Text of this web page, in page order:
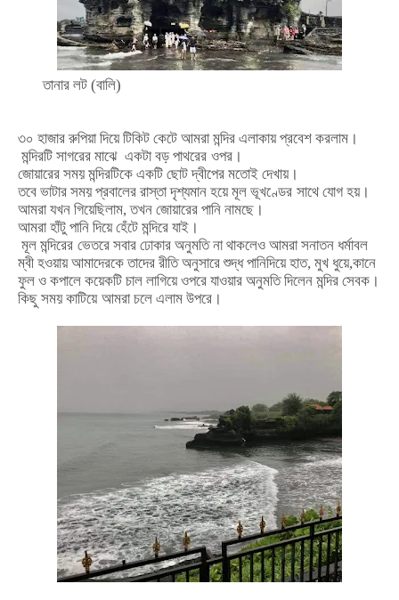
তানার লট (বালি)
৩০ হাজার রুপিয়া দিয়ে টিকিট কেটে আমরা মন্দির এলাকায় প্রবেশ করলাম।
মন্দিরটি সাগরের মাঝে একটা বড় পাথরের ওপর ।
জোয়ারের সময় মন্দিরটিকে একটি ছোট দ্বীপের মতোই দেখায়।
তবে ভাটার সময় প্রবালের রাস্তা দৃশ্যমান হয়ে মূল ভূখণ্ডের সাথে যোগ হয়।
আমরা যখন গিয়েছিলাম,তখন জোয়ারের পানি নামছে।
আমরা হাঁটু পানি দিয়ে হেঁটে মন্দিরে যাই।
মূল মন্দিরের ভেতরে সবার ঢোকার অনুমতি না থাকলেও আমরা সনাতন ধর্মাবল
ম্বী হওয়ায় আমাদেরকে তাদের রীতি অনুসারে শুদ্ধ পানিদিয়ে হাত, মুখ ধুয়ে,কানে
ফুল ও কপালে কয়েকটি চাল লাগিয়ে ওপরে যাওয়ার অনুমতি দিলেন মন্দির সেবক।
কিছু সময় কাটিয়ে আমরা চলে এলাম উপরে।